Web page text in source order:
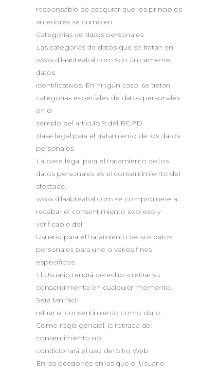
responsable de asegurar que los principios
anteriores se cumplen.
Categorías de datos personales
Las categorías de datos que se tratan en
www.dilaabteatral.com son únicamente
datos
identificativos. En ningún caso, se tratan
categorías especiales de datos personales
en el
sentido del artículo 9 del RGPD.
Base legal para el tratamiento de los datos
personales
La base legal para el tratamiento de los
datos personales es el consentimiento del
afectado.
www.dilaabteatral.com se compromete a
recabar el consentimiento expreso y
verificable del
Usuario para el tratamiento de sus datos
personales para uno o varios fines
específicos.
El Usuario tendrá derecho a retirar su
consentimiento en cualquier momento.
Será tan fácil
retirar el consentimiento como darlo.
Como regla general, la retirada del
consentimiento no
condicionará el uso del Sitio Web.
En las ocasiones en las que el Usuario